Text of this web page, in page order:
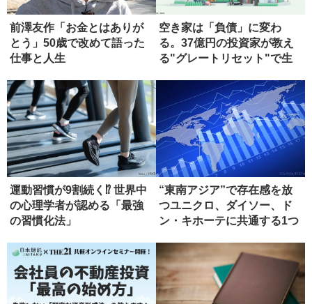
前澤友作「お金とはありが
とう」50歳で改めて語った
仕事と人生
空き家は「負債」に変わ
る。37億円の投資家が教え
る"グレートリセット"で生
運動習慣が9割続く⁉ 世界中
の心理学者が認める「最強
の習慣化法」
“東南アジア”で存在感を放
つユニクロ、ダイソー、ド
ン・キホーテに共通する1つ